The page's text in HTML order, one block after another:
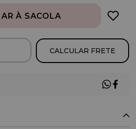
À SACOLA
CALCULAR FRETE